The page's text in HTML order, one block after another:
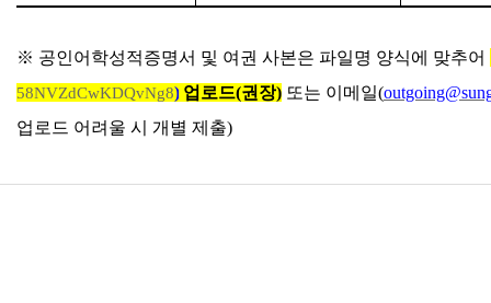
※ 공인어학성적증명서 및 여권 사본은 파일명 양식에 맞추어
58NVZdCwKDQvNg8)업로드(권장) 또는 이메일(
업로드 어려울 시 개별 제출)